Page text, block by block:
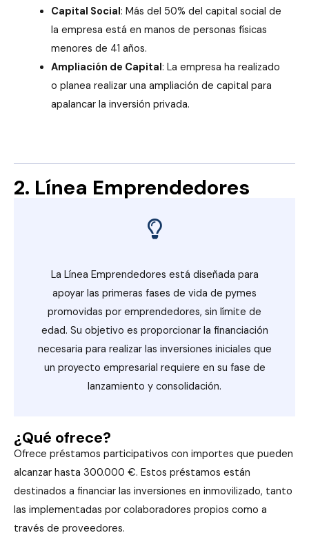
Capital Social: Más del 50% del capital social de
la empresa está en manos de personas físicas
menores de 41 años.
Ampliación de Capital: La empresa ha realizado
o planea realizar una ampliación de capital para
apalancar la inversión privada.
2. Línea Emprendedores
La Línea Emprendedores está diseñada para
apoyar las primeras fases de vida de pymes
promovidas por emprendedores, sin límite de
edad. Su objetivo es proporcionar la financiación
necesaria para realizar las inversiones iniciales que
un proyecto empresarial requiere en su fase de
lanzamiento y consolidación.
¿Qué ofrece?
Ofrece préstamos participativos con importes que pueden
alcanzar hasta 300.000 €. Estos préstamos están
destinados a financiar las inversiones en inmovilizado, tanto
las implementadas por colaboradores propios como a
través de proveedores.